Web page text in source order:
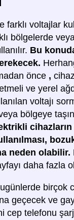
farklı voltajlar
bölgelerde
Bu
önce ,
ve yerel
voltajı
bölgeye
neden olabilir.
daha fazla
birçok
geçecek ve
cep telefonu